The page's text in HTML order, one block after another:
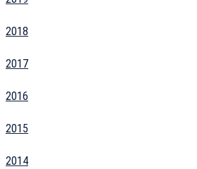
2018
2017
2016
2015
2014